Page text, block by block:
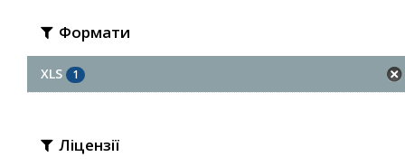
Формати
XLS 1
Ліцензії